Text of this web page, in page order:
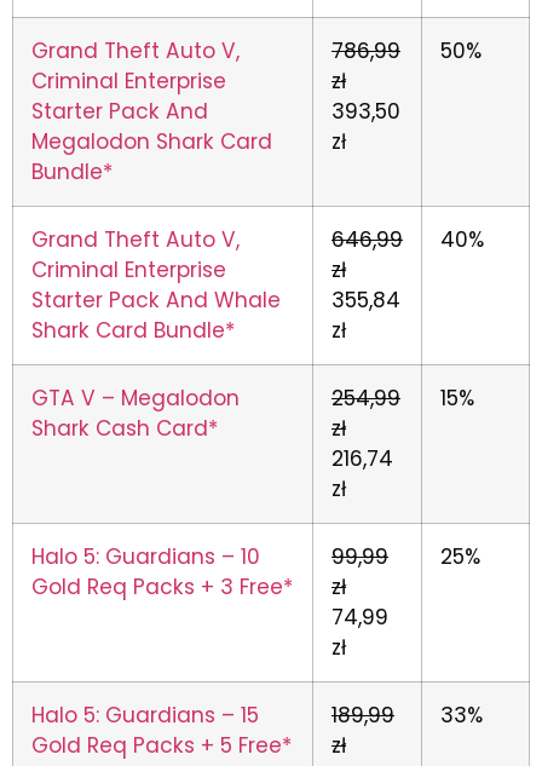
Grand Theft Auto V,
Criminal Enterprise
Starter Pack And
Megalodon Shark Card
Bundle*
786,99
zł
393,50
zł
50%
Grand Theft Auto V,
Criminal Enterprise
Starter Pack And Whale
Shark Card Bundle*
646,99
zł
355,84
zł
40%
GTA V – Megalodon
Shark Cash Card*
254,99
zł
216,74
zł
15%
Halo 5: Guardians – 10
Gold Req Packs + 3 Free*
99,99
zł
74,99
zł
25%
Halo 5: Guardians – 15
Gold Req Packs + 5 Free*
189,99
zł
33%